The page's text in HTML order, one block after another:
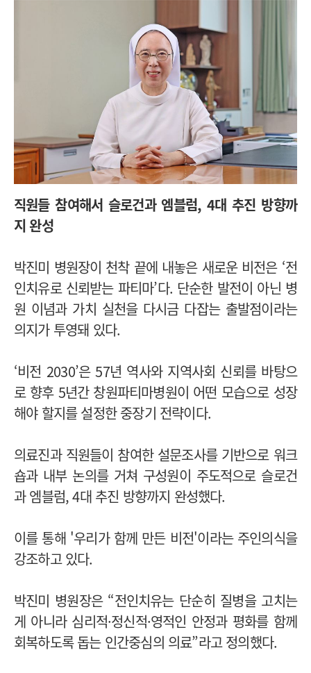
직원들 참여해서 슬로건과 엠블럼, 4대 추진 방향까
지 완성
박진미 병원장이 천착 끝에 내놓은 새로운 비전은 ‘전
인치유로 신뢰받는 파티마’다. 단순한 발전이 아닌 병
원 이념과 가치 실천을 다시금 다잡는 출발점이라는
의지가 투영돼 있다.
‘비전 2030’은 57년 역사와 지역사회 신뢰를 바탕으
로 향후 5년간 창원파티마병원이 어떤 모습으로 성장
해야 할지를 설정한 중장기 전략이다.
의료진과 직원들이 참여한 설문조사를 기반으로 워크
숍과 내부 논의를 거쳐 구성원이 주도적으로 슬로건
과 엠블럼, 4대 추진 방향까지 완성했다.
이를 통해 '우리가 함께 만든 비전'이라는 주인의식을
강조하고 있다.
박진미 병원장은 “전인치유는 단순히 질병을 고치는
게 아니라 심리적·정신적·영적인 안정과 평화를 함께
회복하도록 돕는 인간중심의 의료”라고 정의했다.